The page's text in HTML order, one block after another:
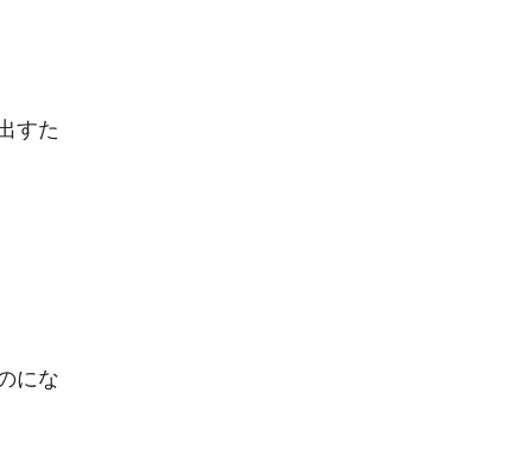
すた
にな